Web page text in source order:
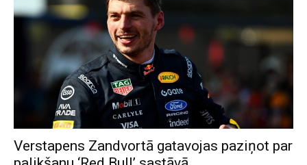
Verstapens Zandvortā gatavojas paziņot par